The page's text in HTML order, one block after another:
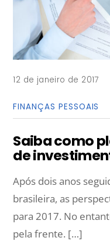
12 de janeiro de 2017
FINANÇAS PESSOAIS
Saiba como
de
Após dois anos
brasileira, as
para 2017. No
pela frente. […]